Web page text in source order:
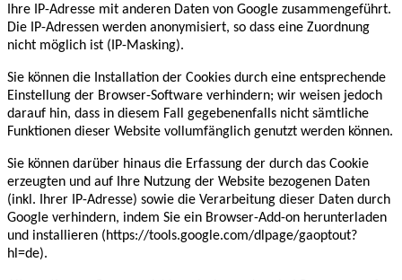
Ihre IP-Adresse mit anderen Daten von Google zusammengeführt.
Die IP-Adressen werden anonymisiert, so dass eine Zuordnung
nicht möglich ist (IP-Masking).
Sie können die Installation der Cookies durch eine entsprechende
Einstellung der Browser-Software verhindern; wir weisen jedoch
darauf hin, dass in diesem Fall gegebenenfalls nicht sämtliche
Funktionen dieser Website vollumfänglich genutzt werden können.
Sie können darüber hinaus die Erfassung der durch das Cookie
erzeugten und auf Ihre Nutzung der Website bezogenen Daten
(inkl. Ihrer IP-Adresse) sowie die Verarbeitung dieser Daten durch
Google verhindern, indem Sie ein Browser-Add-on herunterladen
und installieren (https://tools.google.com/dlpage/gaoptout?
hl=de).